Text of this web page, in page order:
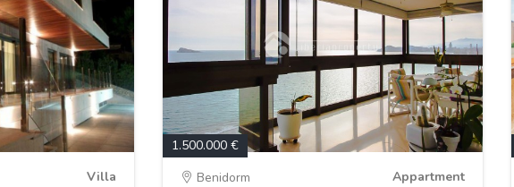
Villa
1.500.000 €
Benidorm
Appartment